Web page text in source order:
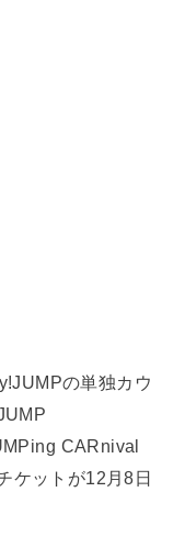
の単独カウ
CARnival
ケットが12月8日